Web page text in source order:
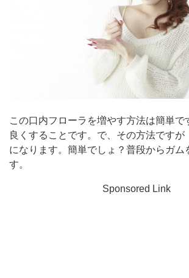
この口内フローラを増やす方法は簡単で
良くすることです。で、その方法ですが
になります。簡単でしょ？普段からガム
す。
Sponsored Link